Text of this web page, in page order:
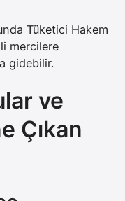
Tüketici Hakem
mercilere
gidebilir.
ve
Çıkan